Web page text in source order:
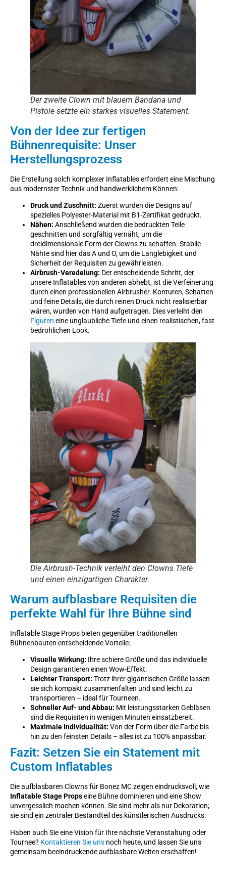
Der zweite Clown mit blauem Bandana und
Pistole setzte ein starkes visuelles Statement.
Von der Idee zur fertigen
Bühnenrequisite: Unser
Herstellungsprozess
Die Erstellung solch komplexer Inflatables erfordert eine Mischung
aus modernster Technik und handwerklichem Können:
Druck und Zuschnitt: Zuerst wurden die Designs auf
spezielles Polyester-Material mit B1-Zertifikat gedruckt.
Nähen: Anschließend wurden die bedruckten Teile
geschnitten und sorgfältig vernäht, um die
dreidimensionale Form der Clowns zu schaffen. Stabile
Nähte sind hier das A und O, um die Langlebigkeit und
Sicherheit der Requisiten zu gewährleisten.
Airbrush-Veredelung: Der entscheidende Schritt, der
unsere Inflatables von anderen abhebt, ist die Verfeinerung
durch einen professionellen Airbrusher. Konturen, Schatten
und feine Details, die durch reinen Druck nicht realisierbar
wären, wurden von Hand aufgetragen. Dies verleiht den
Figuren eine unglaubliche Tiefe und einen realistischen, fast
bedrohlichen Look.
Die Airbrush-Technik verleiht den Clowns Tiefe
und einen einzigartigen Charakter.
Warum aufblasbare Requisiten die
perfekte Wahl für Ihre Bühne sind
Inflatable Stage Props bieten gegenüber traditionellen
Bühnenbauten entscheidende Vorteile:
Visuelle Wirkung: Ihre schiere Größe und das individuelle
Design garantieren einen Wow-Effekt.
Leichter Transport: Trotz ihrer gigantischen Größe lassen
sie sich kompakt zusammenfalten und sind leicht zu
transportieren – ideal für Tourneen.
Schneller Auf- und Abbau: Mit leistungsstarken Gebläsen
sind die Requisiten in wenigen Minuten einsatzbereit.
Maximale Individualität: Von der Form über die Farbe bis
hin zu den feinsten Details – alles ist zu 100% anpassbar.
Fazit: Setzen Sie ein Statement mit
Custom Inflatables
Die aufblasbaren Clowns für Bonez MC zeigen eindrucksvoll, wie
Inflatable Stage Propseine Bühne dominieren und eine Show
unvergesslich machen können. Sie sind mehr als nur Dekoration;
sie sind ein zentraler Bestandteil des künstlerischen Ausdrucks.
Haben auch Sie eine Vision für Ihre nächste Veranstaltung oder
Tournee? Kontaktieren Sie uns noch heute, und lassen Sie uns
gemeinsam beeindruckende aufblasbare Welten erschaffen!